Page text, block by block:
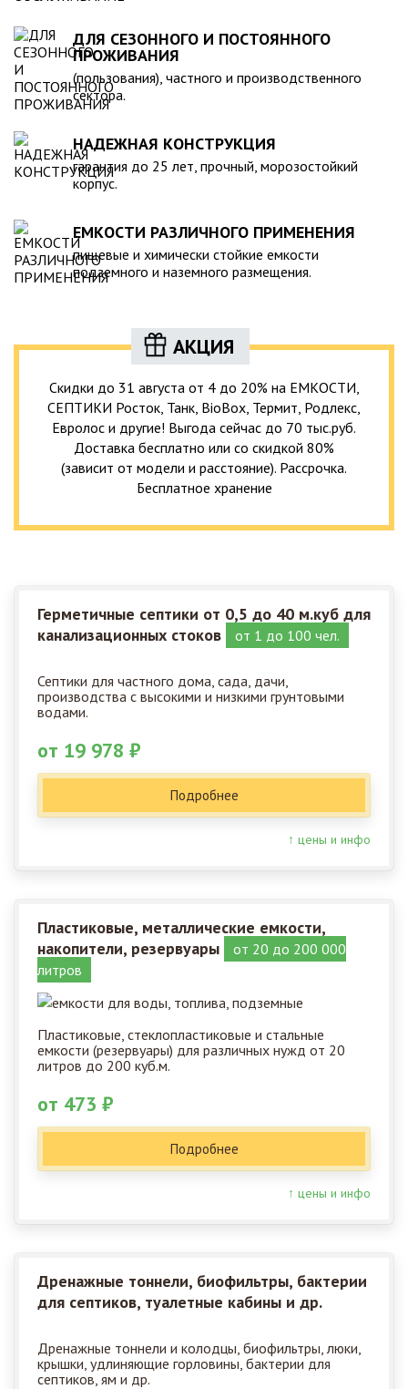
ДЛЯ СЕЗОННОГО И ПОСТОЯННОГО
ПРОЖИВАНИЯ
(пользования), частного и производственного
сектора.
НАДЕЖНАЯ КОНСТРУКЦИЯ
гарантия до 25 лет, прочный, морозостойкий
корпус.
ЕМКОСТИ РАЗЛИЧНОГО ПРИМЕНЕНИЯ
пищевые и химически стойкие емкости
подземного и наземного размещения.
АКЦИЯ
Скидки до 31 августа от 4 до 20% на ЕМКОСТИ,
СЕПТИКИ Росток, Танк, BioBox, Термит, Родлекс,
Евролос и другие! Выгода сейчас до 70 тыс.руб.
Доставка бесплатно или со скидкой 80%
(зависит от модели и расстояние). Рассрочка.
Бесплатное хранение
Герметичные септики от 0,5 до 40 м.куб для
канализационных стоков
от 1 до 100 чел.
Септики для частного дома, сада, дачи,
производства с высокими и низкими грунтовыми
водами.
от 19 978 ₽
Подробнее
↑ цены и инфо
Пластиковые, металлические емкости,
накопители, резервуары
от 20 до 200 000
литров
Пластиковые, стеклопластиковые и стальные
емкости (резервуары) для различных нужд от 20
литров до 200 куб.м.
от 473 ₽
Подробнее
↑ цены и инфо
Дренажные тоннели, биофильтры, бактерии
для септиков, туалетные кабины и др.
Дренажные тоннели и колодцы, биофильтры, люки,
крышки, удлиняющие горловины, бактерии для
септиков, ям и др.